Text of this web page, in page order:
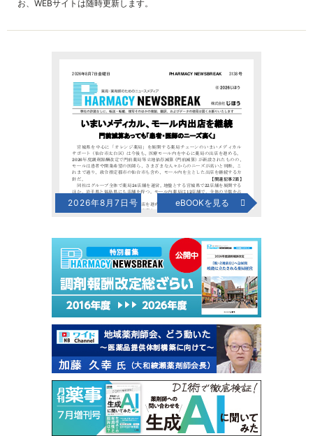
お、WEBサイトは随時更新します。
2026年8月7日号 eBOOKを見る